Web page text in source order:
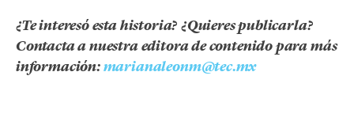
¿Te interesó esta historia? ¿Quieres publicarla?
Contacta a nuestra editora de contenido para más
información:marianaleonm@tec.mx